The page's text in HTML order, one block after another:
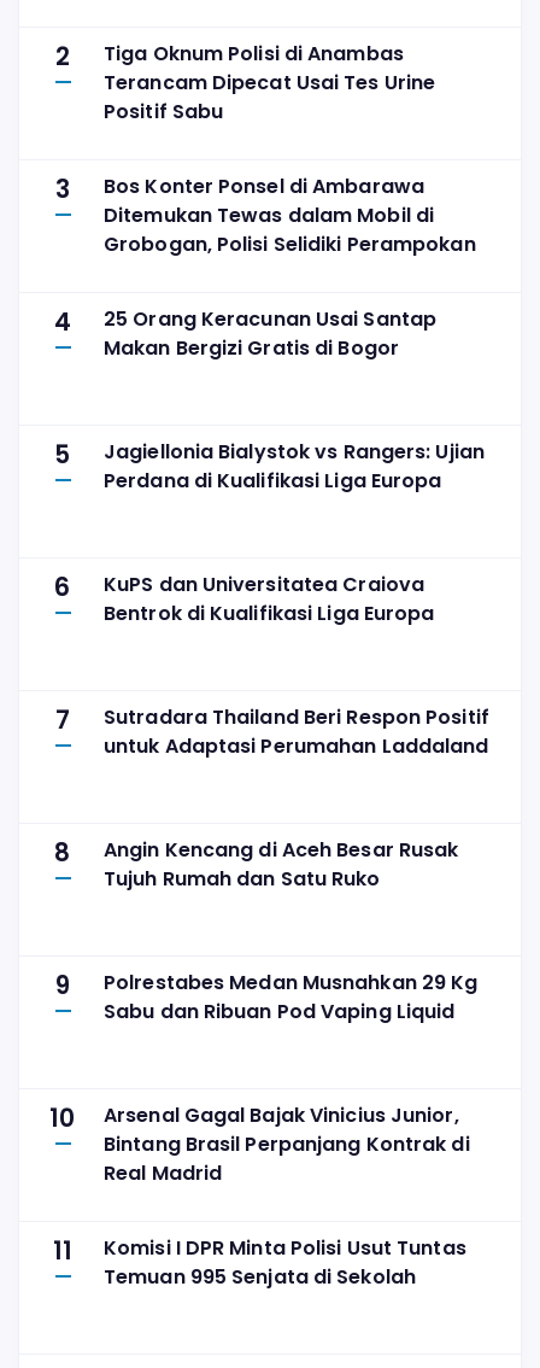
2
Tiga Oknum Polisi di Anambas
Terancam Dipecat Usai Tes Urine
Positif Sabu
3
Bos Konter Ponsel di Ambarawa
Ditemukan Tewas dalam Mobil di
Grobogan, Polisi Selidiki Perampokan
4
25 Orang Keracunan Usai Santap
Makan Bergizi Gratis di Bogor
5
Jagiellonia Bialystok vs Rangers: Ujian
Perdana di Kualifikasi Liga Europa
6
KuPS dan Universitatea Craiova
Bentrok di Kualifikasi Liga Europa
7
Sutradara Thailand Beri Respon Positif
untuk Adaptasi Perumahan Laddaland
8
Angin Kencang di Aceh Besar Rusak
Tujuh Rumah dan Satu Ruko
9
Polrestabes Medan Musnahkan 29 Kg
Sabu dan Ribuan Pod Vaping Liquid
10
Arsenal Gagal Bajak Vinicius Junior,
Bintang Brasil Perpanjang Kontrak di
Real Madrid
11
Komisi I DPR Minta Polisi Usut Tuntas
Temuan 995 Senjata di Sekolah